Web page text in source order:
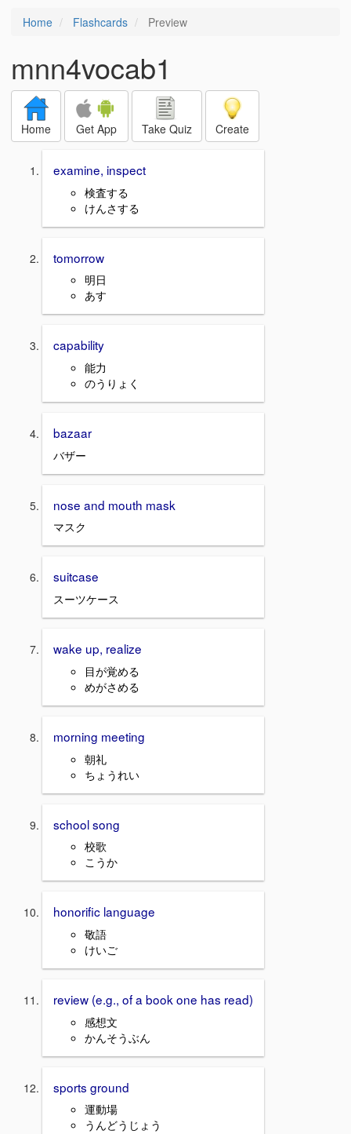
Home Flashcards Preview
mnn4vocab1
Home Get App Take Quiz Create
examine, inspect
検査する
けんさする
tomorrow
明日
あす
capability
能力
のうりょく
bazaar
バザー
nose and mouth mask
マスク
suitcase
スーツケース
wake up, realize
目が覚める
めがさめる
morning meeting
朝礼
ちょうれい
school song
校歌
こうか
honorific language
敬語
けいご
review (e.g., of a book one has read)
感想文
かんそうぶん
sports ground
運動場
うんどうじょう